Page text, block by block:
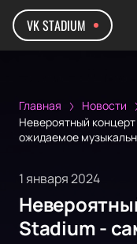
VK STADIUM
Главная
Новости
Невероятный
ожидаемое
1 января 2024
Stadium -